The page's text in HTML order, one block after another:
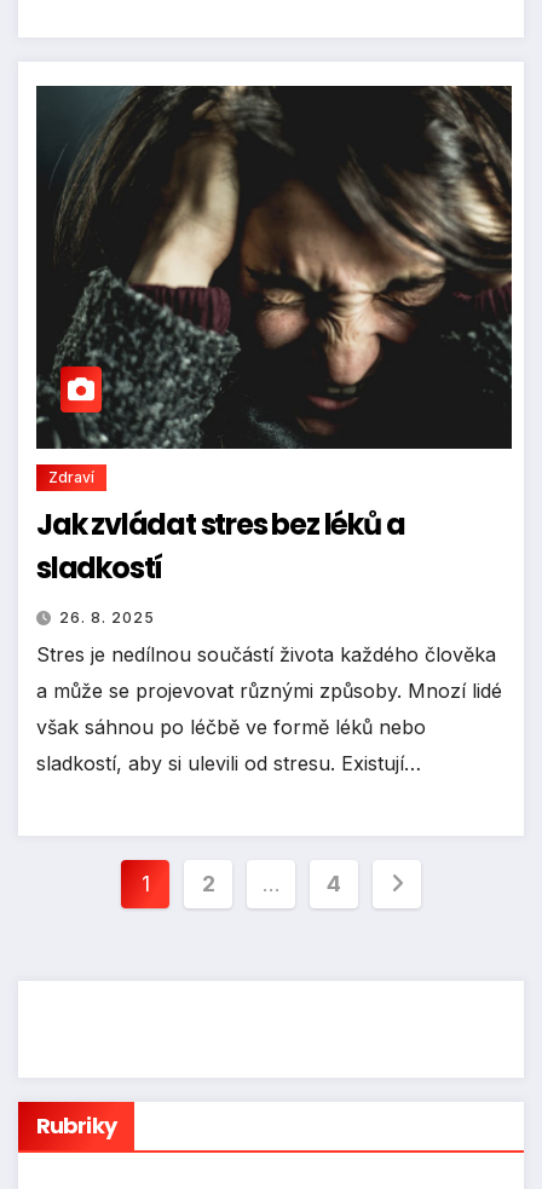
Zdraví
Jak zvládat stres bez léků a
sladkostí
26. 8. 2025
Stres je nedílnou součástí života každého člověka
a může se projevovat různými způsoby. Mnozí lidé
však sáhnou po léčbě ve formě léků nebo
sladkostí, aby si ulevili od stresu. Existují…
Stránkování
1 2 … 4
Rubriky